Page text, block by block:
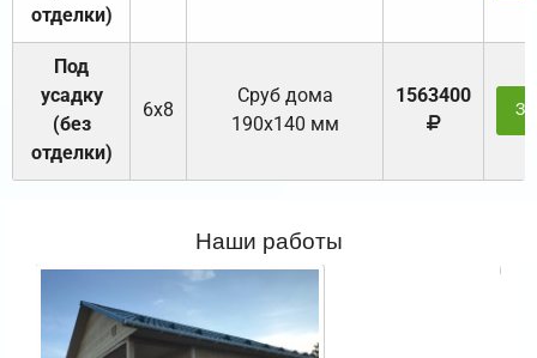
отделки)
Под
усадку
(без
отделки)
6х8
Cруб дома
190х140 мм
1563400
Наши работы